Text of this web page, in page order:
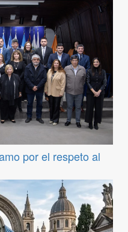
por el respeto al